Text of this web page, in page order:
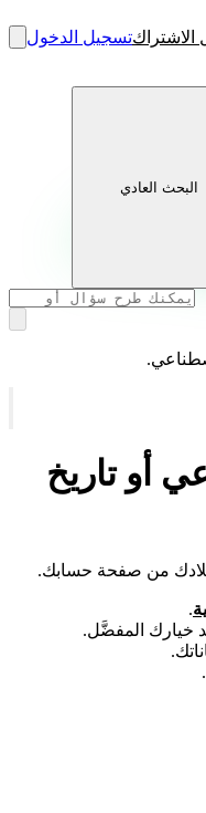
الاشتراكتسجيل الدخول
البحث العادي
أو تاريخ
من صفحة حسابك.
.
خيارك المفضَّل.
.